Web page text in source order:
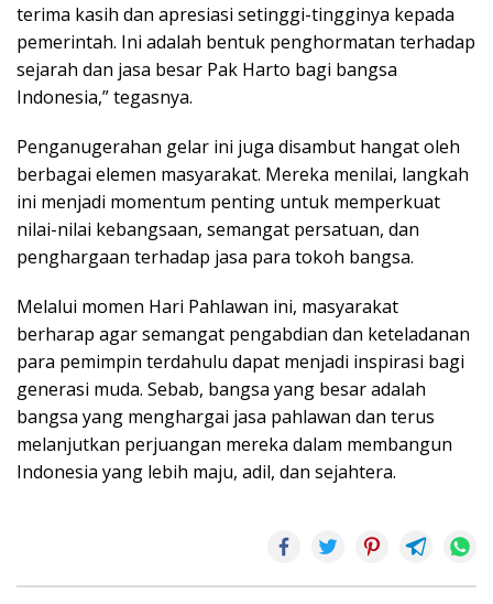
terima kasih dan apresiasi setinggi-tingginya kepada
pemerintah. Ini adalah bentuk penghormatan terhadap
sejarah dan jasa besar Pak Harto bagi bangsa
Indonesia,” tegasnya.
Penganugerahan gelar ini juga disambut hangat oleh
berbagai elemen masyarakat. Mereka menilai, langkah
ini menjadi momentum penting untuk memperkuat
nilai-nilai kebangsaan, semangat persatuan, dan
penghargaan terhadap jasa para tokoh bangsa.
Melalui momen Hari Pahlawan ini, masyarakat
berharap agar semangat pengabdian dan keteladanan
para pemimpin terdahulu dapat menjadi inspirasi bagi
generasi muda. Sebab, bangsa yang besar adalah
bangsa yang menghargai jasa pahlawan dan terus
melanjutkan perjuangan mereka dalam membangun
Indonesia yang lebih maju, adil, dan sejahtera.